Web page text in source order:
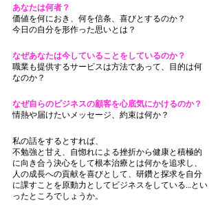
あなたは何者？
価値を何におき、何を信条、喜びとするのか？
今日の自分を形作った思いとは？
なぜあなたは今していることをしているのか？
職業も提供するサービスは方法であって、目的は何
なのか？
なぜ自らのビジネスの顧客を心底気にかけるのか？
情熱や届けたいメッセージ、約束は何か？
私の話をするとすれば、
不勉強と甘え、自惚れによる挫折から健康と積極的
に向き合う決心をして根本治療とは何かを追求し、
人の成長への貢献を喜びとして、研鑽と探求を自分
に課すことを原動力としてビジネスをしている…とい
ったところでしょうか。